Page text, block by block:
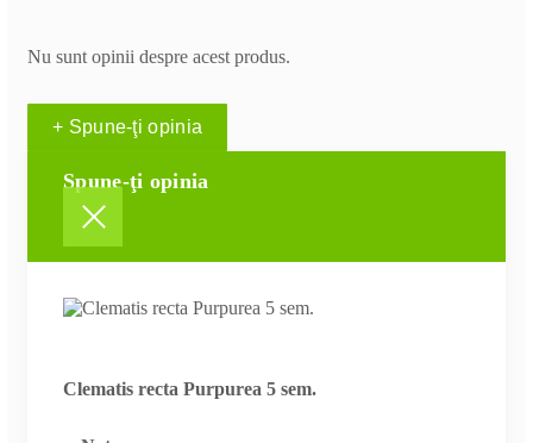
Nu sunt opinii despre acest produs.
+ Spune-ţi opinia
Spune-ţi opinia
Clematis recta Purpurea 5 sem.